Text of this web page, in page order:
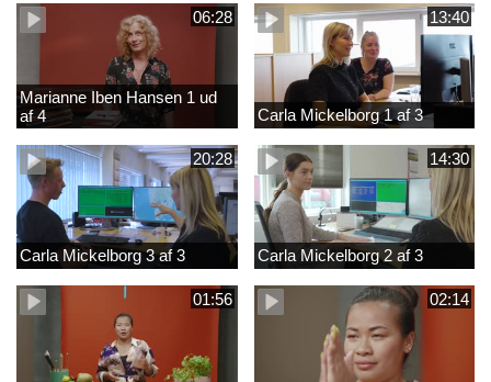
06:28
Marianne Iben Hansen 1 ud
af 4
13:40
Carla Mickelborg 1 af 3
20:28
Carla Mickelborg 3 af 3
14:30
Carla Mickelborg 2 af 3
01:56 02:14